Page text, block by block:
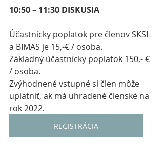
10:50 – 11:30 DISKUSIA
Účastnícky poplatok pre členov SKSI
a BIMAS je 15,-€ / osoba.
Základný účastnícky poplatok 150,- €
/ osoba.
Zvýhodnené vstupné si člen môže
uplatniť, ak má uhradené členské na
rok 2022.
REGISTRÁCIA